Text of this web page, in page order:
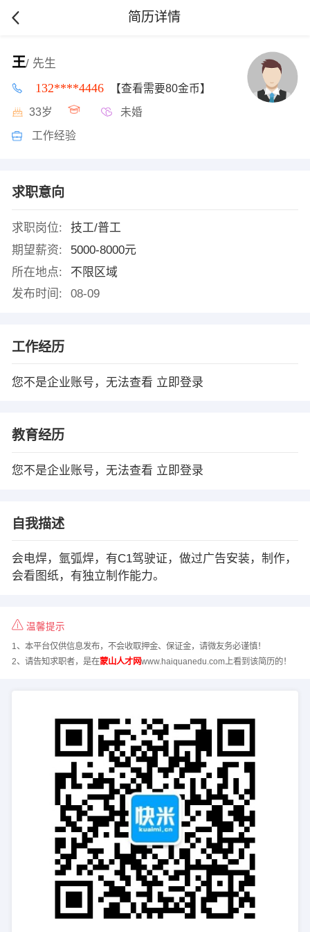
简历详情
王/ 先生
132****4446 【查看需要80金币】
33岁 未婚
工作经验
求职意向
求职岗位:
技工/普工
期望薪资:
5000-8000元
所在地点:
不限区域
发布时间:
08-09
工作经历
您不是企业账号，无法查看 立即登录
教育经历
您不是企业账号，无法查看 立即登录
自我描述
会电焊，氩弧焊，有C1驾驶证，做过广告安装，制作，
会看图纸，有独立制作能力。
温馨提示
1、本平台仅供信息发布，不会收取押金、保证金，请微友务必谨慎！
2、请告知求职者，是在蒙山人才网www.haiquanedu.com上看到该简历的！